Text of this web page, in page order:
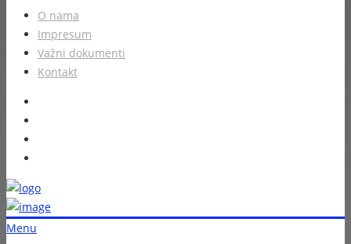
O nama
Impresum
Važni dokumenti
Kontakt
Menu